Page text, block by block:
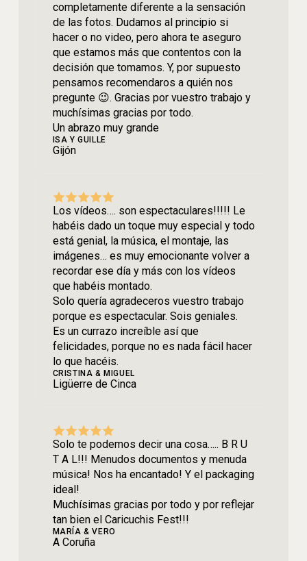
completamente diferente a la sensación
de las fotos. Dudamos al principio si
hacer o no video, pero ahora te aseguro
que estamos más que contentos con la
decisión que tomamos. Y, por supuesto
pensamos recomendaros a quién nos
pregunte 😉. Gracias por vuestro trabajo y
muchísimas gracias por todo.
Un abrazo muy grande
ISA Y GUILLE
Gijón
Los vídeos…. son espectaculares!!!!! Le
habéis dado un toque muy especial y todo
está genial, la música, el montaje, las
imágenes… es muy emocionante volver a
recordar ese día y más con los vídeos
que habéis montado.
Solo quería agradeceros vuestro trabajo
porque es espectacular. Sois geniales.
Es un currazo increíble así que
felicidades, porque no es nada fácil hacer
lo que hacéis.
CRISTINA & MIGUEL
Ligüerre de Cinca
Solo te podemos decir una cosa….. B R U
T A L!!! Menudos documentos y menuda
música! Nos ha encantado! Y el packaging
ideal!
Muchísimas gracias por todo y por reflejar
tan bien el Caricuchis Fest!!!
MARÍA & VERO
A Coruña